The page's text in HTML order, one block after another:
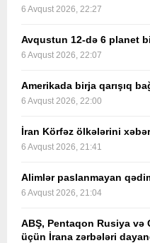
6 Avqust 2026, 22:27
Avqustun 12-də 6 planet
6 Avqust 2026, 22:07
Amerikada birja qarışıq
6 Avqust 2026, 22:00
İran Körfəz ölkələrini
6 Avqust 2026, 21:41
Alimlər paslanmayan
6 Avqust 2026, 21:04
ABŞ, Pentaqon Rusiya və
üçün İrana zərbələri